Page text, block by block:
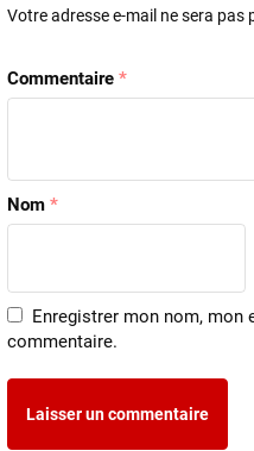
Votre adresse e-mail ne sera pas
Commentaire *
Nom *
Enregistrer mon nom, mon
commentaire.